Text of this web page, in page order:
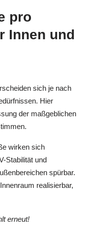
pro
Innen und
sich je nach
Hier
der maßgeblichen
wirken sich
Stabilität und
spürbar.
realisierbar,
erneut!